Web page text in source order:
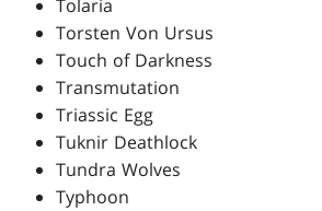
Tolaria
Torsten Von Ursus
Touch of Darkness
Transmutation
Triassic Egg
Tuknir Deathlock
Tundra Wolves
Typhoon